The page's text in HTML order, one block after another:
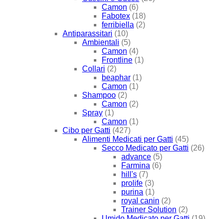
Camon (6)
Fabotex (18)
ferribiella (2)
Antiparassitari (10)
Ambientali (5)
Camon (4)
Frontline (1)
Collari (2)
beaphar (1)
Camon (1)
Shampoo (2)
Camon (2)
Spray (1)
Camon (1)
Cibo per Gatti (427)
Alimenti Medicati per Gatti (45)
Secco Medicato per Gatti (26)
advance (5)
Farmina (6)
hill's (7)
prolife (3)
purina (1)
royal canin (2)
Trainer Solution (2)